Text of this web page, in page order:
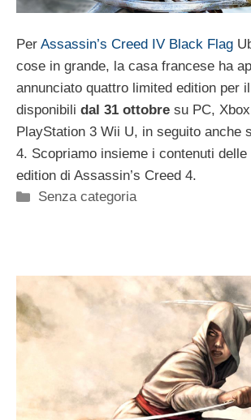
Per Assassin’s Creed IV Black Flag
cose in grande, la casa francese ha
annunciato quattro limited edition per
disponibili dal 31 ottobre su PC,
PlayStation 3 Wii U, in seguito anche
4. Scopriamo insieme i contenuti delle
edition di Assassin’s Creed 4.
Categorie
Senza categoria